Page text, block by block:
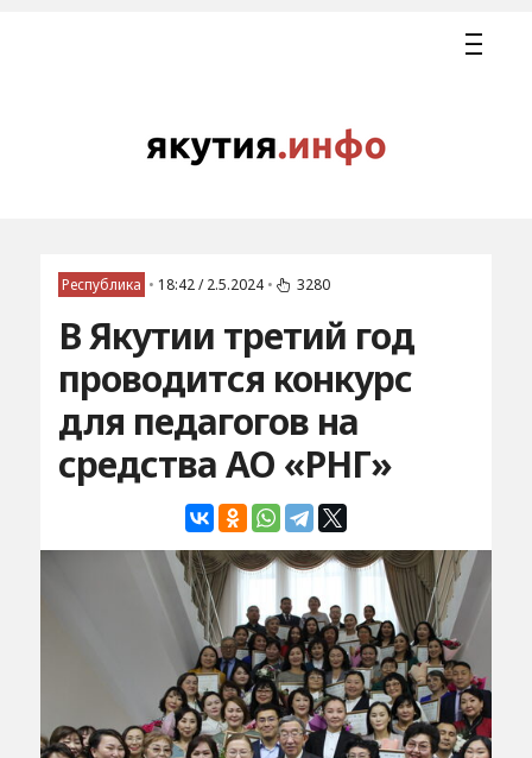
Республика • 18:42 / 2.5.2024 • 3280
В Якутии третий год
проводится конкурс
для педагогов на
средства АО «РНГ»